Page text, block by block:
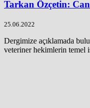
Tarkan Özçetin:
25.06.2022
Dergimize açıklamada
veteriner hekimlerin temel